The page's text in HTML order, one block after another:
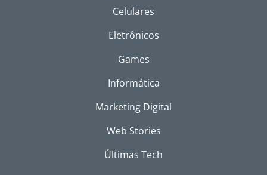
Celulares
Eletrônicos
Games
Informática
Marketing Digital
Web Stories
Últimas Tech